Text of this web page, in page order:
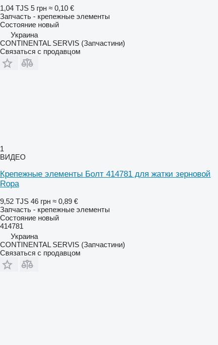
1,04 TJS 5 грн ≈ 0,10 €
Запчасть - крепежные элементы
Состояние новый
Украина
CONTINENTAL SERVIS (Запчастини)
Связаться с продавцом
1
ВИДЕО
Крепежные элементы Болт 414781 для жатки зерновой
Ropa
9,52 TJS 46 грн ≈ 0,89 €
Запчасть - крепежные элементы
Состояние новый
414781
Украина
CONTINENTAL SERVIS (Запчастини)
Связаться с продавцом